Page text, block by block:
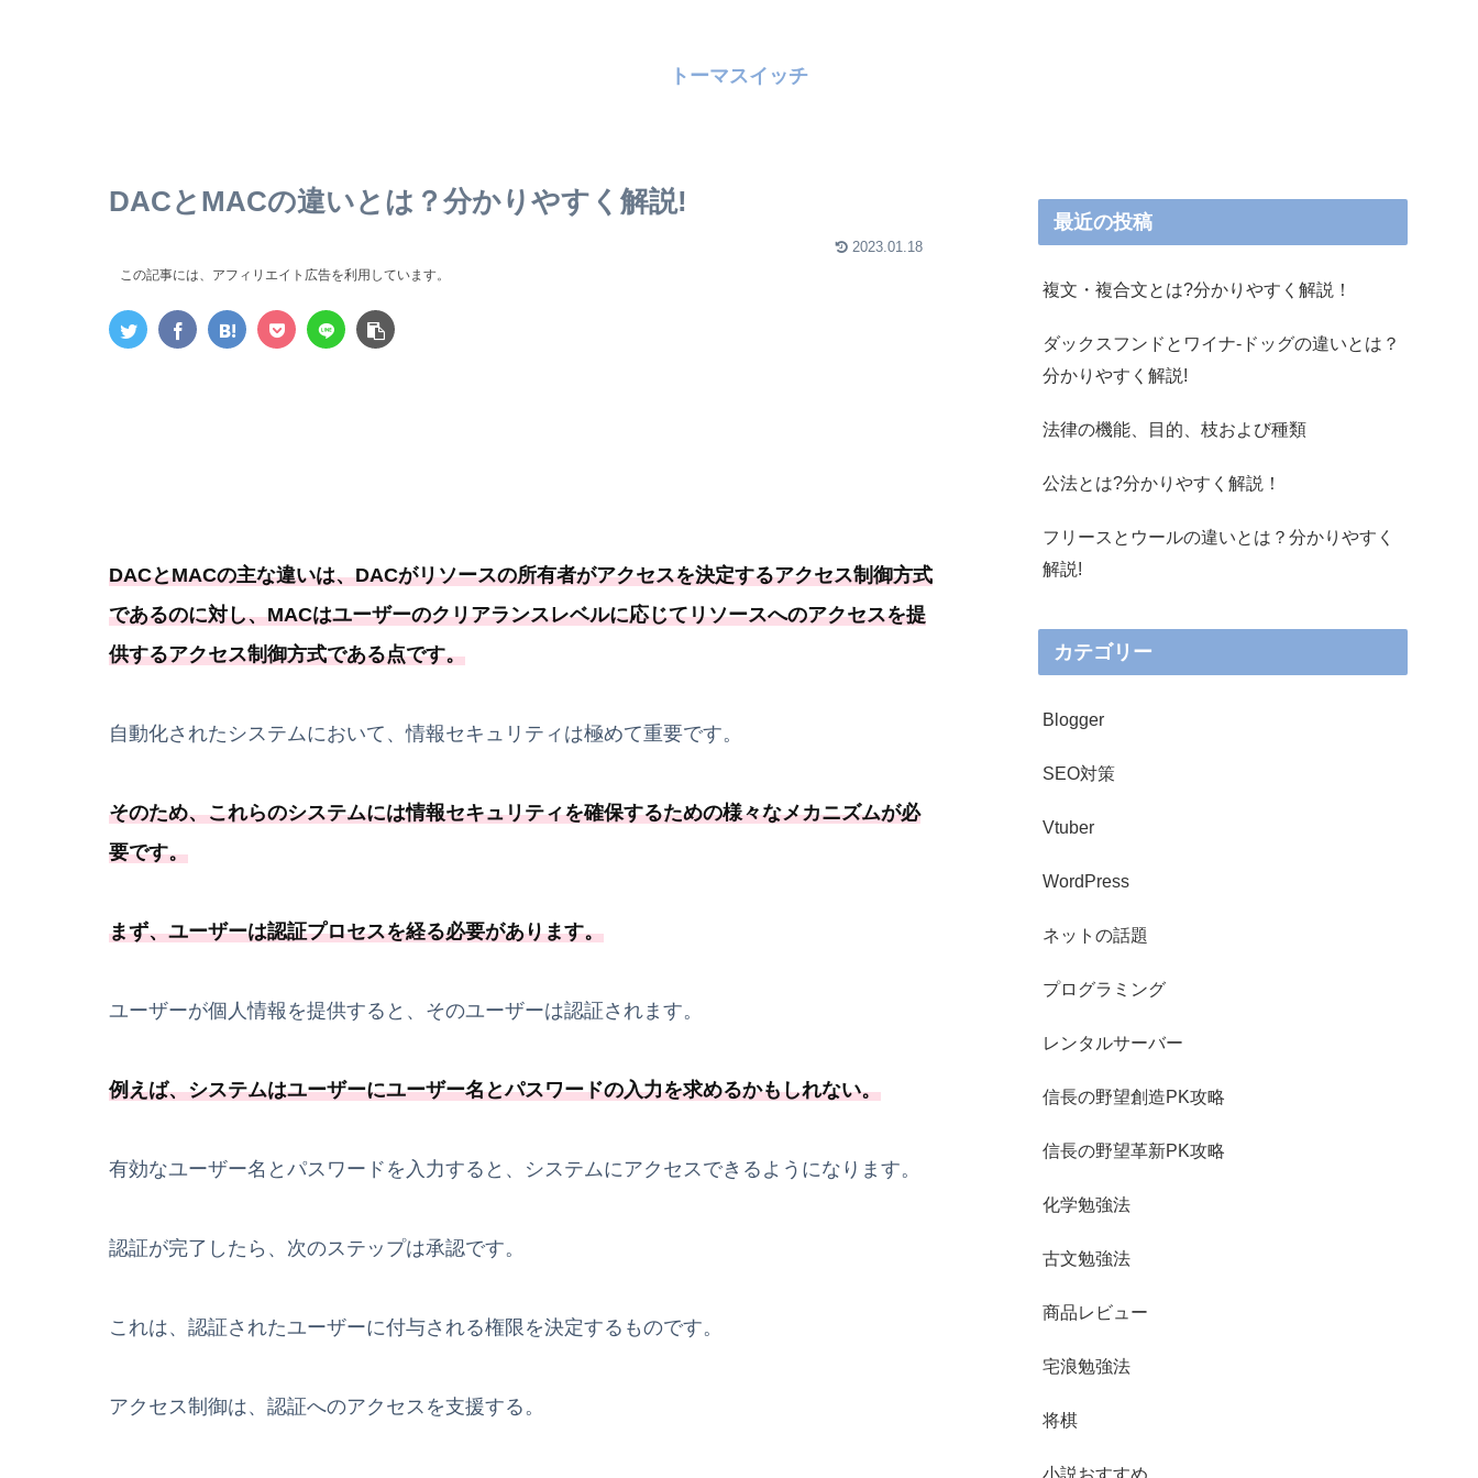
トーマスイッチ
DACとMACの違いとは？分かりやすく解説!
2023.01.18
この記事には、アフィリエイト広告を利用しています。
DACとMACの主な違いは、DACがリソースの所有者がアクセスを決定するアクセス制御方式
であるのに対し、MACはユーザーのクリアランスレベルに応じてリソースへのアクセスを提
供するアクセス制御方式である点です。
自動化されたシステムにおいて、情報セキュリティは極めて重要です。
そのため、これらのシステムには情報セキュリティを確保するための様々なメカニズムが必
要です。
まず、ユーザーは認証プロセスを経る必要があります。
ユーザーが個人情報を提供すると、そのユーザーは認証されます。
例えば、システムはユーザーにユーザー名とパスワードの入力を求めるかもしれない。
有効なユーザー名とパスワードを入力すると、システムにアクセスできるようになります。
認証が完了したら、次のステップは承認です。
これは、認証されたユーザーに付与される権限を決定するものです。
アクセス制御は、認証へのアクセスを支援する。
最近の投稿
複文・複合文とは?分かりやすく解説！
ダックスフンドとワイナ-ドッグの違いとは？
分かりやすく解説!
法律の機能、目的、枝および種類
公法とは?分かりやすく解説！
フリースとウールの違いとは？分かりやすく
解説!
カテゴリー
Blogger
SEO対策
Vtuber
WordPress
ネットの話題
プログラミング
レンタルサーバー
信長の野望創造PK攻略
信長の野望革新PK攻略
化学勉強法
古文勉強法
商品レビュー
宅浪勉強法
将棋
小説おすすめ